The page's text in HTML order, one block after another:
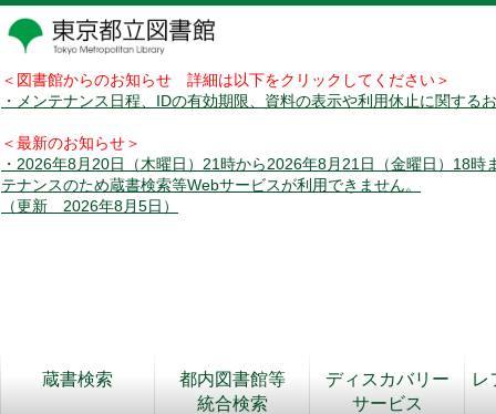
＜図書館からのお知らせ 詳細は以下をクリックしてください＞
・メンテナンス日程、IDの有効期限、資料の表示や利用休止に関する
＜最新のお知らせ＞
・2026年8月20日（木曜日）21時から2026年8月21日（金曜日）18時
テナンスのため蔵書検索等Webサービスが利用できません。
（更新 2026年8月5日）
蔵書検索
都内図書館等
統合検索
ディスカバリー
サービス
レ